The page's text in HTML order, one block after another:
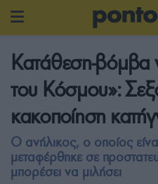
Κατάθεση-βόμβα
του Κόσμου»:
κακοποίηση
Ο ανήλικος, ο οποίος
μεταφέρθηκε σε
μπορέσει να μιλήσει